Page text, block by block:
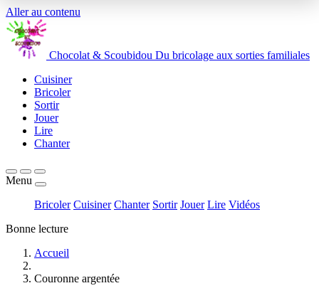
Aller au contenu
Chocolat & Scoubidou Du bricolage aux sorties familiales
Cuisiner
Bricoler
Sortir
Jouer
Lire
Chanter
Menu
Bricoler Cuisiner Chanter Sortir Jouer Lire Vidéos
Bonne lecture
Accueil
Couronne argentée